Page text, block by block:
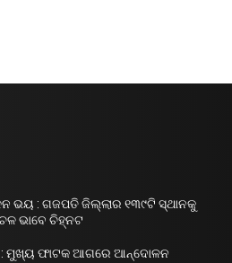
ଭୟ : ଗଜପତି ଜିଲ୍ଲାର ୧୩୯ଟି ସ୍ଥାନକୁ
ଭାବେ ଚିହ୍ନଟ
: ମୁଖ୍ୟ ଫାଟକ ଆଗରେ ଆନ୍ଦୋଳନ